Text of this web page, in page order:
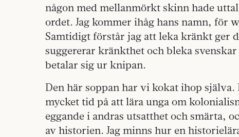
någon med mellanmörkt skinn hade
ordet. Jag kommer ihåg hans namn, för
Samtidigt förstår jag att leka kränkt ger
suggererar kränkthet och bleka
betalar sig ur knipan.
Den här soppan har vi kokat ihop
mycket tid på att lära unga om
eggande i andras utsatthet och smärta,
av historien. Jag minns hur en